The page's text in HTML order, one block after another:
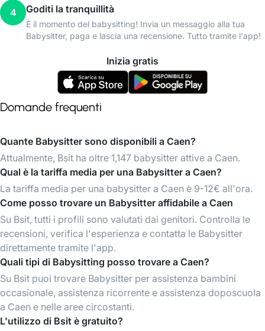
4 Goditi la tranquillità
È il momento del babysitting! Invia un messaggio alla tua
Babysitter, paga e lascia una recensione. Tutto tramite l'app!
Inizia gratis
Domande frequenti
Quante Babysitter sono disponibili a Caen?
Attualmente, Bsit ha oltre 1,147 babysitter attive a Caen.
Qual è la tariffa media per una Babysitter a Caen?
La tariffa media per una babysitter a Caen è 9-12€ all'ora.
Come posso trovare un Babysitter affidabile a Caen
Su Bsit, tutti i profili sono valutati dai genitori. Controlla le
recensioni, verifica l'esperienza e contatta le Babysitter
direttamente tramite l'app.
Quali tipi di Babysitting posso trovare a Caen?
Su Bsit puoi trovare Babysitter per assistenza bambini
occasionale, assistenza ricorrente e assistenza doposcuola
a Caen e nelle aree circostanti.
L'utilizzo di Bsit è gratuito?